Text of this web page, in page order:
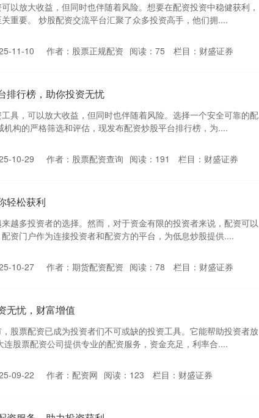
以放大收益，但同时也伴随着风险。想要在配资投资中稳健获利，
重要。 炒股配资交流平台汇聚了众多投资高手，他们拥....
11-10 作者：股票正规配资 阅读： 75 栏目： 财盛证券
排行榜，助你投资无忧
具，可以放大收益，但同时也伴随着风险。选择一个安全可靠的配
机构的严格筛选和评估，现发布配资炒股平台排行榜，为....
10-29 作者：股票配资查询 阅读： 191 栏目： 财盛证券
轻松获利
越多投资者的选择。然而，对于资金有限的投资者来说，配资可以
资门户作为连接投资者和配资方的平台，为低息炒股提供....
10-27 作者：期货配资配资 阅读： 78 栏目： 财盛证券
无忧，财富增值
股票配资已成为投资者们不可或缺的投资工具。它能帮助投资者放
连股票配资公司提供专业的配资服务，资金充足，利率合....
09-22 作者：配资网 阅读： 123 栏目： 财盛证券